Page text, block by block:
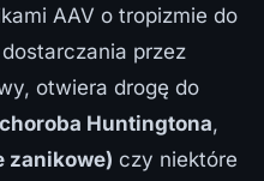
AAV o tropizmie do
przez
otwiera drogę do
choroba Huntingtona,
zanikowe) czy niektóre